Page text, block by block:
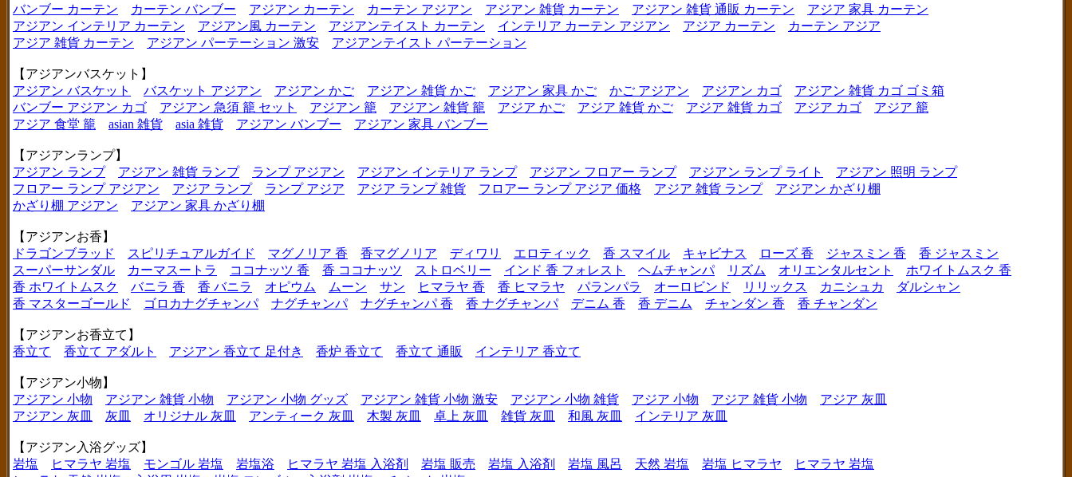
バンブー カーテン
カーテン バンブー アジアン カーテン カーテン アジアン アジアン 雑貨 カーテン アジアン 雑貨 通販 カーテン
アジア 家具 カーテン
アジアン インテリア カーテン
アジアン風 カーテン アジアンテイスト カーテン インテリア カーテン アジアン アジア カーテン
カーテン アジア
アジア 雑貨 カーテン
アジアン パーテーション 激安 アジアンテイスト パーテーション
【アジアンバスケット】
アジアン バスケット
バスケット アジアン アジアン かご アジアン 雑貨 かご アジアン 家具 かご かご アジアン アジアン カゴ
アジアン 雑貨 カゴ ゴミ箱
バンブー アジアン カゴ
アジアン 急須 籠 セット アジアン 籠 アジアン 雑貨 籠 アジア かご アジア 雑貨 かご アジア 雑貨 カゴ アジア カゴ
アジア 籠
アジア 食堂 籠
asian 雑貨 asia 雑貨 アジアン バンブー アジアン 家具 バンブー
【アジアンランプ】
アジアン ランプ
アジアン 雑貨 ランプ ランプ アジアン アジアン インテリア ランプ アジアン フロアー ランプ アジアン ランプ ライト
アジアン 照明 ランプ
フロアー ランプ アジアン
アジア ランプ ランプ アジア アジア ランプ 雑貨 フロアー ランプ アジア 価格 アジア 雑貨 ランプ
アジアン かざり棚
かざり棚 アジアン
アジアン 家具 かざり棚
【アジアンお香】
ドラゴンブラッド
スピリチュアルガイド マグノリア 香 香マグノリア ディワリ エロティック 香 スマイル キャビナス ローズ 香 ジャスミン 香
香 ジャスミン
スーパーサンダル
カーマスートラ ココナッツ 香 香 ココナッツ ストロベリー インド 香 フォレスト ヘムチャンパ リズム オリエンタルセント
ホワイトムスク 香
香 ホワイトムスク
バニラ 香 香 バニラ オピウム ムーン サン ヒマラヤ 香 香 ヒマラヤ パランパラ オーロビンド リリックス カニシュカ
ダルシャン
香 マスターゴールド
ゴロカナグチャンパ ナグチャンパ ナグチャンパ 香 香 ナグチャンパ デニム 香 香 デニム チャンダン 香 香 チャンダン
【アジアンお香立て】
香立て
香立て アダルト アジアン 香立て 足付き 香炉 香立て 香立て 通販 インテリア 香立て
【アジアン小物】
アジアン 小物
アジアン 雑貨 小物 アジアン 小物 グッズ アジアン 雑貨 小物 激安 アジアン 小物 雑貨 アジア 小物 アジア 雑貨 小物
アジア 灰皿
アジアン 灰皿
灰皿 オリジナル 灰皿 アンティーク 灰皿 木製 灰皿 卓上 灰皿 雑貨 灰皿 和風 灰皿 インテリア 灰皿
【アジアン入浴グッズ】
岩塩
ヒマラヤ 岩塩 モンゴル 岩塩 岩塩浴 ヒマラヤ 岩塩 入浴剤 岩塩 販売 岩塩 入浴剤 岩塩 風呂 天然 岩塩 岩塩 ヒマラヤ
ヒマラヤ 岩塩